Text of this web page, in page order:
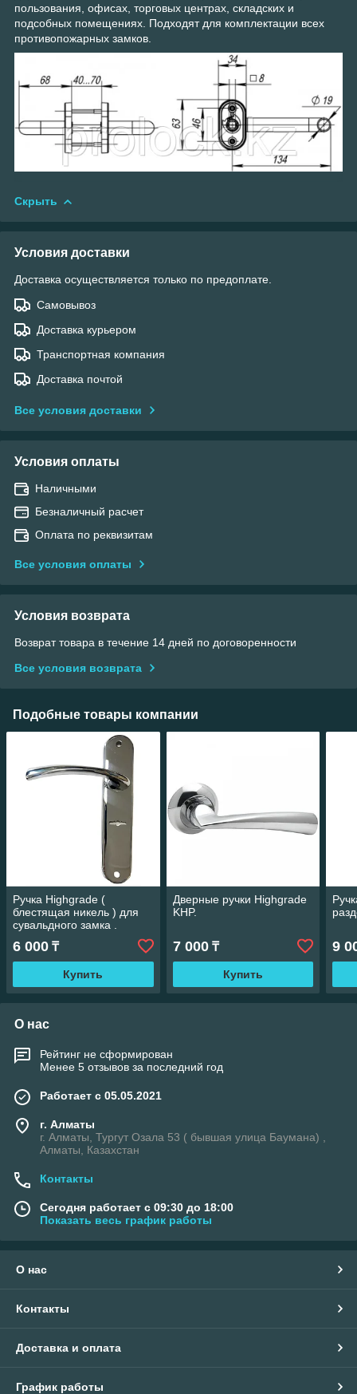
пользования, офисах, торговых центрах, складских и
подсобных помещениях. Подходят для комплектации всех
противопожарных замков.
Скрыть
Условия доставки
Доставка осуществляется только по предоплате.
Самовывоз
Доставка курьером
Транспортная компания
Доставка почтой
Все условия доставки
Условия оплаты
Наличными
Безналичный расчет
Оплата по реквизитам
Все условия оплаты
Условия возврата
Возврат товара в течение 14 дней по договоренности
Все условия возврата
Подобные товары компании
Ручка Highgrade (
блестящая никель ) для
сувальдного замка .
6 000 ₸
Купить
Дверные ручки Highgrade
KHP.
7 000₸
Купить
9
О нас
Рейтинг не сформирован
Менее 5 отзывов за последний год
Работает с 05.05.2021
г. Алматы
г. Алматы, Тургут Озала 53 ( бывшая улица Баумана) ,
Алматы, Казахстан
Контакты
Сегодня работает с 09:30 до 18:00
Показать весь график работы
О нас
Контакты
Доставка и оплата
График работы